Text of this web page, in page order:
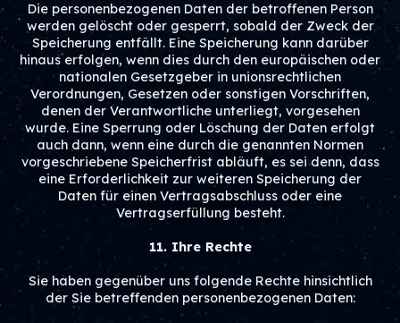
Die personenbezogenen Daten der betroffenen Person
werden gelöscht oder gesperrt, sobald der Zweck der
Speicherung entfällt. Eine Speicherung kann darüber
hinaus erfolgen, wenn dies durch den europäischen oder
nationalen Gesetzgeber in unionsrechtlichen
Verordnungen, Gesetzen oder sonstigen Vorschriften,
denen der Verantwortliche unterliegt, vorgesehen
wurde. Eine Sperrung oder Löschung der Daten erfolgt
auch dann, wenn eine durch die genannten Normen
vorgeschriebene Speicherfrist abläuft, es sei denn, dass
eine Erforderlichkeit zur weiteren Speicherung der
Daten für einen Vertragsabschluss oder eine
Vertragserfüllung besteht.
11. Ihre Rechte
Sie haben gegenüber uns folgende Rechte hinsichtlich
der Sie betreffenden personenbezogenen Daten: